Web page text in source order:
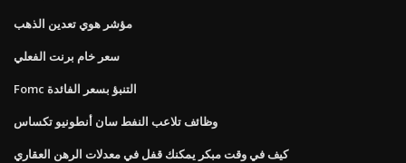
مؤشر هوي تعدين الذهب
سعر خام برنت الفعلي
Fomc التنبؤ بسعر الفائدة
وظائف تلاعب النفط سان أنطونيو تكساس
كيف في وقت مبكر يمكنك قفل في معدلات الرهن العقاري